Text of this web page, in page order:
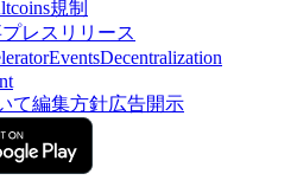
規制
プレスリリース
EventsDecentralization
て編集方針広告開示